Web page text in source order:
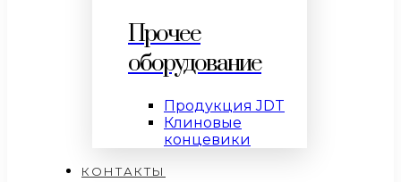
Прочее
оборудование
Продукция JDT
Клиновые
концевики
КОНТАКТЫ